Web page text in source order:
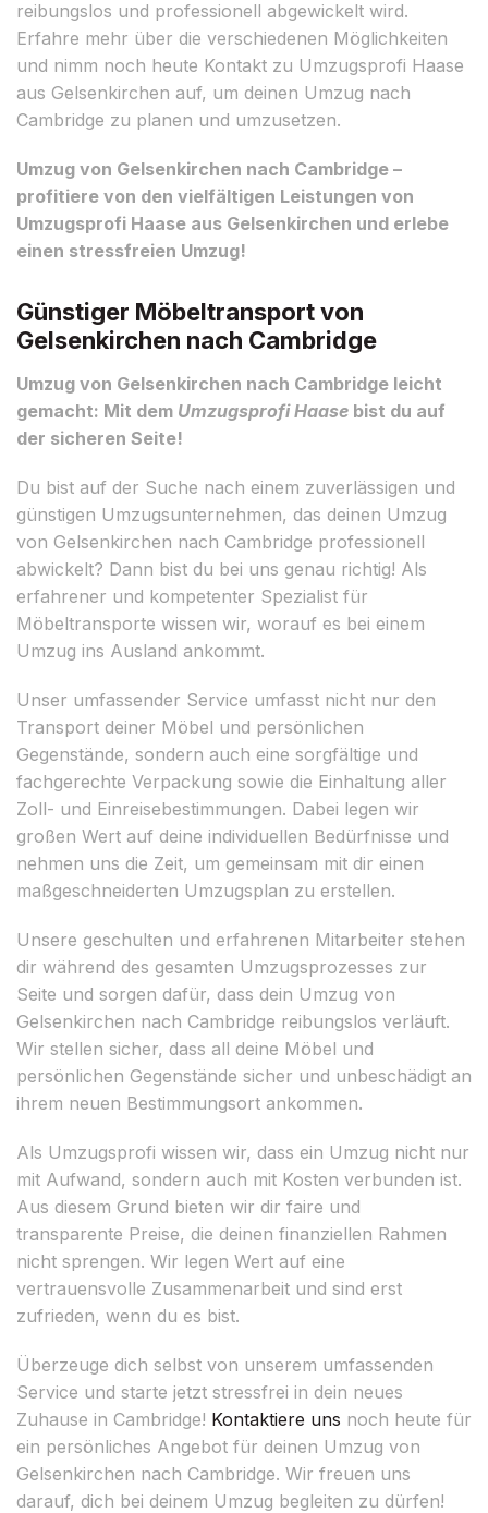
reibungslos und professionell abgewickelt wird.
Erfahre mehr über die verschiedenen Möglichkeiten
und nimm noch heute Kontakt zu Umzugsprofi Haase
aus Gelsenkirchen auf, um deinen Umzug nach
Cambridge zu planen und umzusetzen.
Umzug von Gelsenkirchen nach Cambridge –
profitiere von den vielfältigen Leistungen von
Umzugsprofi Haase aus Gelsenkirchen und erlebe
einen stressfreien Umzug!
Günstiger Möbeltransport von
Gelsenkirchen nach Cambridge
Umzug von Gelsenkirchen nach Cambridge leicht
gemacht: Mit dem Umzugsprofi Haase bist du auf
der sicheren Seite!
Du bist auf der Suche nach einem zuverlässigen und
günstigen Umzugsunternehmen, das deinen Umzug
von Gelsenkirchen nach Cambridge professionell
abwickelt? Dann bist du bei uns genau richtig! Als
erfahrener und kompetenter Spezialist für
Möbeltransporte wissen wir, worauf es bei einem
Umzug ins Ausland ankommt.
Unser umfassender Service umfasst nicht nur den
Transport deiner Möbel und persönlichen
Gegenstände, sondern auch eine sorgfältige und
fachgerechte Verpackung sowie die Einhaltung aller
Zoll- und Einreisebestimmungen. Dabei legen wir
großen Wert auf deine individuellen Bedürfnisse und
nehmen uns die Zeit, um gemeinsam mit dir einen
maßgeschneiderten Umzugsplan zu erstellen.
Unsere geschulten und erfahrenen Mitarbeiter stehen
dir während des gesamten Umzugsprozesses zur
Seite und sorgen dafür, dass dein Umzug von
Gelsenkirchen nach Cambridge reibungslos verläuft.
Wir stellen sicher, dass all deine Möbel und
persönlichen Gegenstände sicher und unbeschädigt an
ihrem neuen Bestimmungsort ankommen.
Als Umzugsprofi wissen wir, dass ein Umzug nicht nur
mit Aufwand, sondern auch mit Kosten verbunden ist.
Aus diesem Grund bieten wir dir faire und
transparente Preise, die deinen finanziellen Rahmen
nicht sprengen. Wir legen Wert auf eine
vertrauensvolle Zusammenarbeit und sind erst
zufrieden, wenn du es bist.
Überzeuge dich selbst von unserem umfassenden
Service und starte jetzt stressfrei in dein neues
Zuhause in Cambridge! Kontaktiere uns noch heute für
ein persönliches Angebot für deinen Umzug von
Gelsenkirchen nach Cambridge. Wir freuen uns
darauf, dich bei deinem Umzug begleiten zu dürfen!